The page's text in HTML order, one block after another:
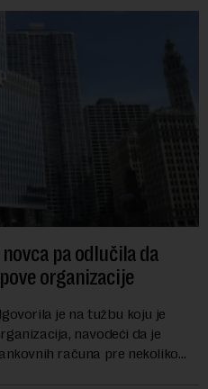
pa odlučila da
organizacije
je na tužbu koju je
navodeći da je
računa pre nekoliko